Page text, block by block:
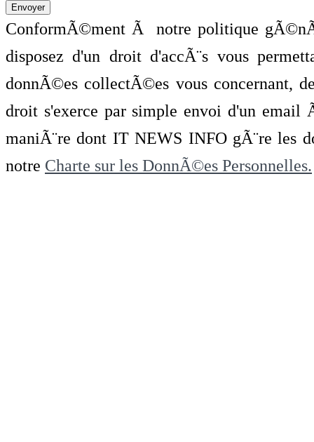
ConformÃ©ment Ã notre politique
disposez d'un droit d'accÃ¨s vous
donnÃ©es collectÃ©es vous concernant,
droit s'exerce par simple envoi d'un
maniÃ¨re dont IT NEWS INFO gÃ¨re les
notre Charte sur les DonnÃ©es Personnelles.